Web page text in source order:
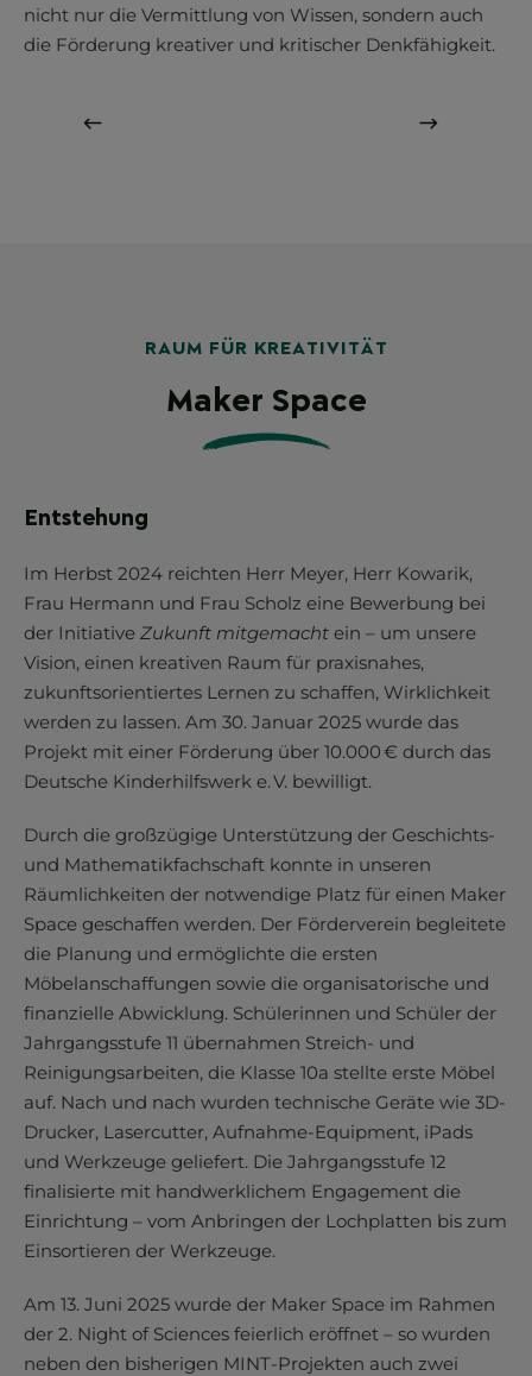
nicht nur die Vermittlung von Wissen, sondern auch
die Förderung kreativer und kritischer Denkfähigkeit.
RAUM FÜR KREATIVITÄT
Maker Space
Entstehung
Im Herbst 2024 reichten Herr Meyer, Herr Kowarik,
Frau Hermann und Frau Scholz eine Bewerbung bei
der Initiative Zukunft mitgemacht ein – um unsere
Vision, einen kreativen Raum für praxisnahes,
zukunftsorientiertes Lernen zu schaffen, Wirklichkeit
werden zu lassen. Am 30. Januar 2025 wurde das
Projekt mit einer Förderung über 10.000 € durch das
Deutsche Kinderhilfswerk e. V. bewilligt.
Durch die großzügige Unterstützung der Geschichts-
und Mathematikfachschaft konnte in unseren
Räumlichkeiten der notwendige Platz für einen Maker
Space geschaffen werden. Der Förderverein begleitete
die Planung und ermöglichte die ersten
Möbelanschaffungen sowie die organisatorische und
finanzielle Abwicklung. Schülerinnen und Schüler der
Jahrgangsstufe 11 übernahmen Streich- und
Reinigungsarbeiten, die Klasse 10a stellte erste Möbel
auf. Nach und nach wurden technische Geräte wie 3D-
Drucker, Lasercutter, Aufnahme-Equipment, iPads
und Werkzeuge geliefert. Die Jahrgangsstufe 12
finalisierte mit handwerklichem Engagement die
Einrichtung – vom Anbringen der Lochplatten bis zum
Einsortieren der Werkzeuge.
Am 13. Juni 2025 wurde der Maker Space im Rahmen
der 2. Night of Sciences feierlich eröffnet – so wurden
neben den bisherigen MINT-Projekten auch zwei